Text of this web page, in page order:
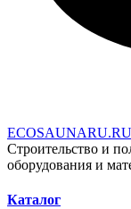
ECOSAUNARU.RU
Строительство и
оборудования и
Каталог